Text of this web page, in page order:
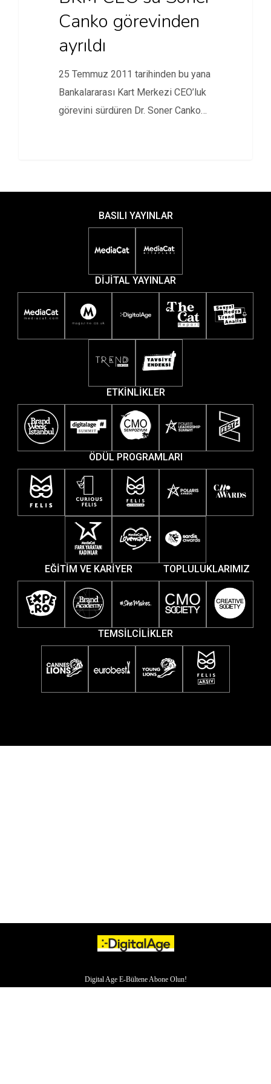
Canko görevinden
ayrıldı
25 Temmuz 2011 tarihinden bu yana
Bankalararası Kart Merkezi CEO’luk
görevini sürdüren Dr. Soner Canko…
BASILI YAYINLAR
DİJİTAL YAYINLAR
ETKİNLİKLER
ÖDÜL PROGRAMLARI
EĞİTİM VE KARİYER TOPLULUKLARIMIZ
TEMSİLCİLİKLER
Digital Age E-Bültene Abone Olun!